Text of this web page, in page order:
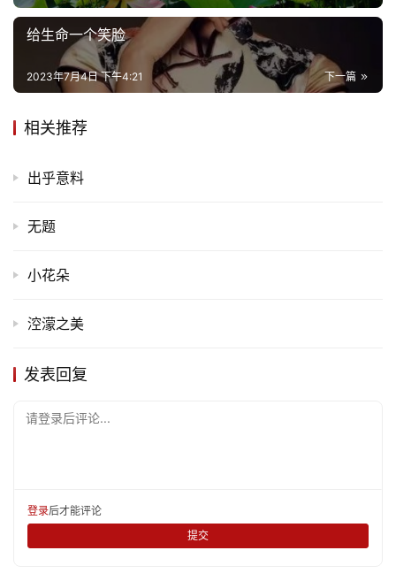
给生命一个笑脸
下一篇
2023年7月4日 下午4:21
相关推荐
出乎意料
无题
小花朵
涳濛之美
发表回复
请登录后评论...
登录后才能评论
提交